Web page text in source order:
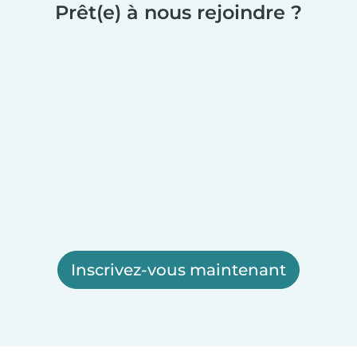
Prêt(e) à nous rejoindre ?
Inscrivez-vous maintenant